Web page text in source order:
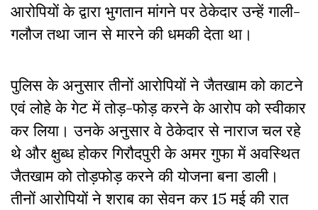
आरोपियों के द्वारा भुगतान मांगने पर ठेकेदार उन्हें गाली-
गलौज तथा जान से मारने की धमकी देता था।
पुलिस के अनुसार तीनों आरोपियों ने जैतखाम को काटने
एवं लोहे के गेट में तोड़-फोड़ करने के आरोप को स्वीकार
कर लिया। उनके अनुसार वे ठेकेदार से नाराज चल रहे
थे और क्षुब्ध होकर गिरौदपुरी के अमर गुफा में अवस्थित
जैतखाम को तोड़फोड़ करने की योजना बना डाली।
तीनों आरोपियों ने शराब का सेवन कर 15 मई की रात